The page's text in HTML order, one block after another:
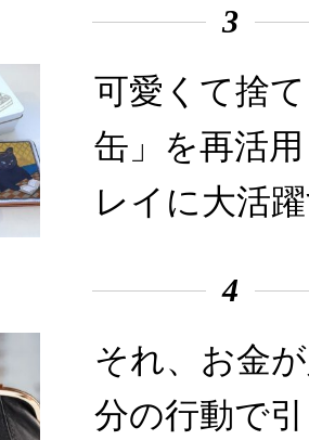
3
可愛くて捨
缶」を再活
レイに大活
4
それ、お金
分の行動で